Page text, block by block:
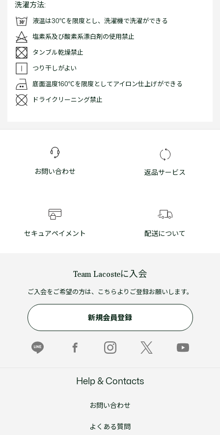
洗濯方法:
液温は30℃を限度とし、洗濯機で洗濯ができる
塩素系及び酸素系漂白剤の使用禁止
タンブル乾燥禁止
つり干しがよい
底面温度160℃を限度としてアイロン仕上げができる
ドライクリーニング禁止
お問い合わせ 返品サービス
セキュアペイメント 配送について
Team Lacosteに入会
ご入会をご希望の方は、こちらよりご登録お願いします。
新規会員登録
Help & Contacts
お問い合わせ
よくある質問